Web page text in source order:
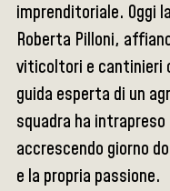
imprenditoriale. Oggi
Roberta Pilloni,
viticoltori e
guida esperta di un
squadra ha
accrescendo giorno
e la propria passione.